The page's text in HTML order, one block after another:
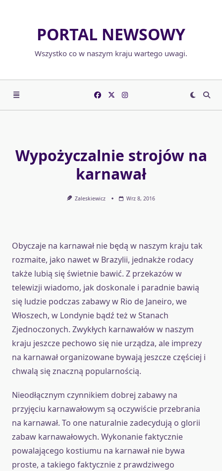
PORTAL NEWSOWY
Wszystko co w naszym kraju wartego uwagi.
Wypożyczalnie strojów na
karnawał
Zaleskiewicz Wrz 8, 2016
Obyczaje na karnawał nie będą w naszym kraju tak
rozmaite, jako nawet w Brazylii, jednakże rodacy
także lubią się świetnie bawić. Z przekazów w
telewizji wiadomo, jak doskonale i paradnie bawią
się ludzie podczas zabawy w Rio de Janeiro, we
Włoszech, w Londynie bądź też w Stanach
Zjednoczonych. Zwykłych karnawałów w naszym
kraju jeszcze pechowo się nie urządza, ale imprezy
na karnawał organizowane bywają jeszcze częściej i
chwalą się znaczną popularnością.
Nieodłącznym czynnikiem dobrej zabawy na
przyjęciu karnawałowym są oczywiście przebrania
na karnawał. To one naturalnie zadecydują o glorii
zabaw karnawałowych. Wykonanie faktycznie
powalającego kostiumu na karnawał nie bywa
proste, a takiego faktycznie z prawdziwego